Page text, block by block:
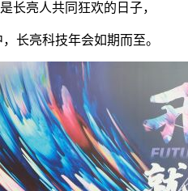
长亮人共同狂欢的日子，
长亮科技年会如期而至。